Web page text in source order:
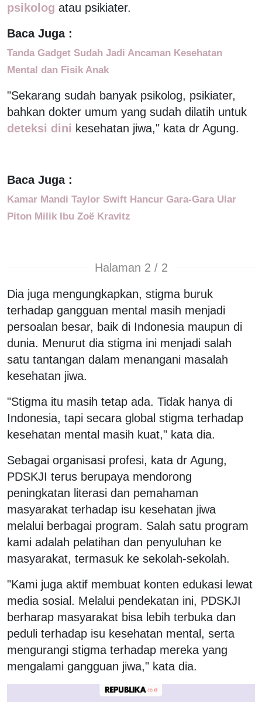
psikolog atau psikiater.
Baca Juga :
Tanda Gadget Sudah Jadi Ancaman Kesehatan
Mental dan Fisik Anak
"Sekarang sudah banyak psikolog, psikiater,
bahkan dokter umum yang sudah dilatih untuk
deteksi dini kesehatan jiwa," kata dr Agung.
Baca Juga :
Kamar Mandi Taylor Swift Hancur Gara-Gara Ular
Piton Milik Ibu Zoë Kravitz
Halaman 2 / 2
Dia juga mengungkapkan, stigma buruk
terhadap gangguan mental masih menjadi
persoalan besar, baik di Indonesia maupun di
dunia. Menurut dia stigma ini menjadi salah
satu tantangan dalam menangani masalah
kesehatan jiwa.
"Stigma itu masih tetap ada. Tidak hanya di
Indonesia, tapi secara global stigma terhadap
kesehatan mental masih kuat," kata dia.
Sebagai organisasi profesi, kata dr Agung,
PDSKJI terus berupaya mendorong
peningkatan literasi dan pemahaman
masyarakat terhadap isu kesehatan jiwa
melalui berbagai program. Salah satu program
kami adalah pelatihan dan penyuluhan ke
masyarakat, termasuk ke sekolah-sekolah.
"Kami juga aktif membuat konten edukasi lewat
media sosial. Melalui pendekatan ini, PDSKJI
berharap masyarakat bisa lebih terbuka dan
peduli terhadap isu kesehatan mental, serta
mengurangi stigma terhadap mereka yang
mengalami gangguan jiwa," kata dia.